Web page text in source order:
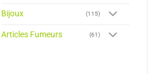
Bijoux (115)
Articles Fumeurs (61)